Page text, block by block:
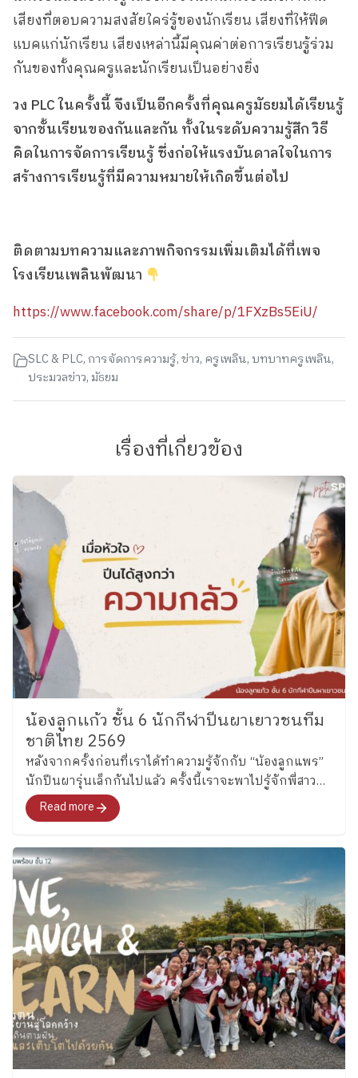
เสียงที่ตอบความสงสัยใคร่รู้ของนักเรียน เสียงที่ให้ฟีด
แบคแก่นักเรียน เสียงเหล่านี้มีคุณค่าต่อการเรียนรู้ร่วม
กันของทั้งคุณครูและนักเรียนเป็นอย่างยิ่ง
วง PLCในครั้งนี้ จึงเป็นอีกครั้งที่คุณครูมัธยมได้เรียนรู้
จากชั้นเรียนของกันและกัน ทั้งในระดับความรู้สึก วิธี
คิดในการจัดการเรียนรู้ ซึ่งก่อให้แรงบันดาลใจในการ
สร้างการเรียนรู้ที่มีความหมายให้เกิดขึ้นต่อไป
ติดตามบทความและภาพกิจกรรมเพิ่มเติมได้ที่เพจ
โรงเรียนเพลินพัฒนา
https://www.facebook.com/share/p/1FXzBs5EiU/
SLC & PLC,การจัดการความรู้,ข่าว, ครูเพลิน, บทบาทครูเพลิน,
ประมวลข่าว, มัธยม
เรื่องที่เกี่ยวข้อง
น้องลูกเเก้ว ชั้น 6 นักกีฬาปีนผาเยาวชนทีม
ชาติไทย 2569
หลังจากครั้งก่อนที่เราได้ทำความรู้จักกับ “น้องลูกแพร”
นักปีนผารุ่นเล็กกันไปแล้ว ครั้งนี้เราจะพาไปรู้จักพี่สาว
คนโต ซึ่งล่าสุดได้รับการคัดเลือกเป็นหนึ่งในนักกีฬาปีน
ผาเยาวชนทีมชาติไทย รุ่นอายุไม่เกิน 13 ปี ประเภท
เรือนงาม นักเรียนชั้น 6 โรงเรียนเพลินพัฒนา
Read more